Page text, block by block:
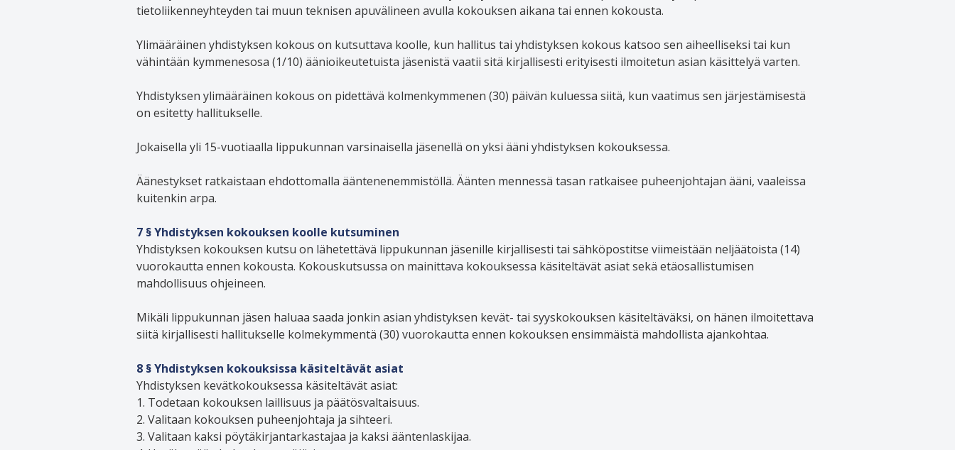
tietoliikenneyhteyden tai muun teknisen apuvälineen avulla kokouksen aikana tai ennen kokousta.
Ylimääräinen yhdistyksen kokous on kutsuttava koolle, kun hallitus tai yhdistyksen kokous katsoo sen aiheelliseksi tai kun
vähintään kymmenesosa (1/10) äänioikeutetuista jäsenistä vaatii sitä kirjallisesti erityisesti ilmoitetun asian käsittelyä varten.
Yhdistyksen ylimääräinen kokous on pidettävä kolmenkymmenen (30) päivän kuluessa siitä, kun vaatimus sen järjestämisestä
on esitetty hallitukselle.
Jokaisella yli 15-vuotiaalla lippukunnan varsinaisella jäsenellä on yksi ääni yhdistyksen kokouksessa.
Äänestykset ratkaistaan ehdottomalla ääntenenemmistöllä. Äänten mennessä tasan ratkaisee puheenjohtajan ääni, vaaleissa
kuitenkin arpa.
7 § Yhdistyksen kokouksen koolle kutsuminen
Yhdistyksen kokouksen kutsu on lähetettävä lippukunnan jäsenille kirjallisesti tai sähköpostitse viimeistään neljäätoista (14)
vuorokautta ennen kokousta. Kokouskutsussa on mainittava kokouksessa käsiteltävät asiat sekä etäosallistumisen
mahdollisuus ohjeineen.
Mikäli lippukunnan jäsen haluaa saada jonkin asian yhdistyksen kevät- tai syyskokouksen käsiteltäväksi, on hänen ilmoitettava
siitä kirjallisesti hallitukselle kolmekymmentä (30) vuorokautta ennen kokouksen ensimmäistä mahdollista ajankohtaa.
8 § Yhdistyksen kokouksissa käsiteltävät asiat
Yhdistyksen kevätkokouksessa käsiteltävät asiat:
1. Todetaan kokouksen laillisuus ja päätösvaltaisuus.
2. Valitaan kokouksen puheenjohtaja ja sihteeri.
3. Valitaan kaksi pöytäkirjantarkastajaa ja kaksi ääntenlaskijaa.